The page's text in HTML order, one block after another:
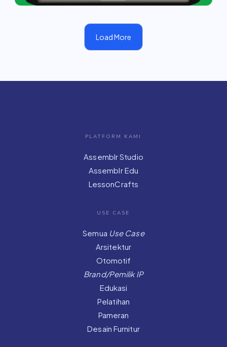
Load More
PLATFORM KAMI
Assemblr Studio
Assemblr Edu
LessonCrafts
USE CASE
Semua Use Case
Arsitektur
Otomotif
Brand/Pemilik IP
Edukasi
Pelatihan
Pameran
Desain Furnitur